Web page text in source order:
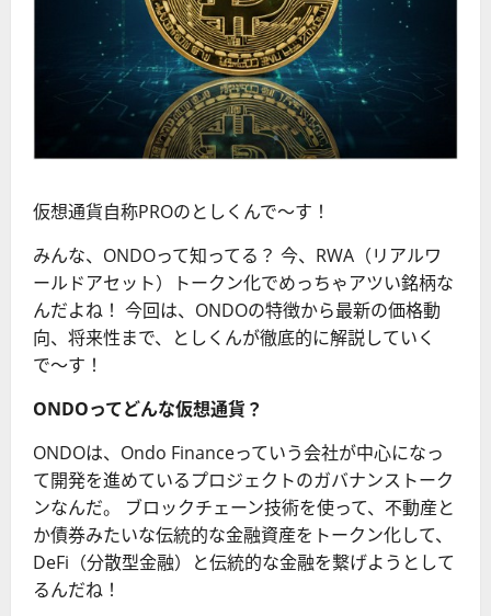
仮想通貨自称PROのとしくんで〜す！
みんな、ONDOって知ってる？ 今、RWA（リアルワ
ールドアセット）トークン化でめっちゃアツい銘柄な
んだよね！ 今回は、ONDOの特徴から最新の価格動
向、将来性まで、としくんが徹底的に解説していく
で〜す！
ONDOってどんな仮想通貨？
ONDOは、Ondo Financeっていう会社が中心になっ
て開発を進めているプロジェクトのガバナンストーク
ンなんだ。 ブロックチェーン技術を使って、不動産と
か債券みたいな伝統的な金融資産をトークン化して、
DeFi（分散型金融）と伝統的な金融を繋げようとして
るんだね！